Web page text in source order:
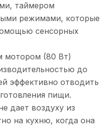
таймером
режимами, которые
сенсорных
мотором (80 Вт)
до
эффективно отводить
пищи.
дает воздуху из
на кухню, когда она